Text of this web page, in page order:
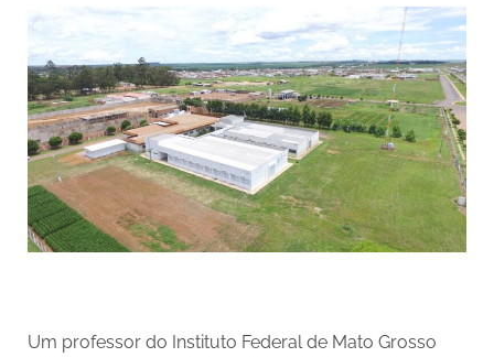
Um professor do Instituto Federal de Mato Grosso